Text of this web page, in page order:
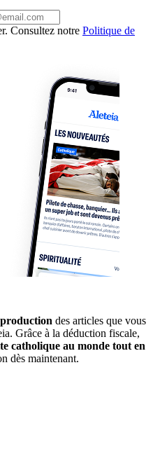
Consultez notre Politique de
des articles que vous
Grâce à la déduction fiscale,
catholique au monde tout en
dès maintenant.